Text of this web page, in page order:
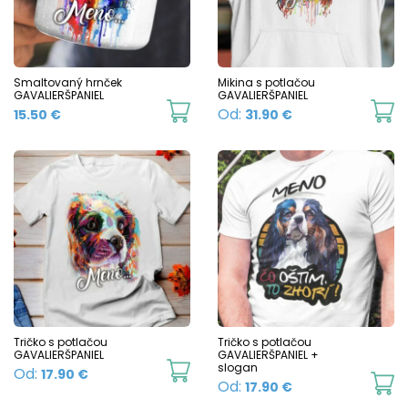
may
chosen
on
product
page
Smaltovaný hrnček
GAVALIERŠPANIEL
15.50 €
This
has
multiple
variants.
The
options
may
be
chosen
on
Mikina s potlačou
GAVALIERŠPANIEL
Od: 31.90 €
Tričko s potlačou
GAVALIERŠPANIEL
Od: 17.90 €
This
product
Tričko s potlačou
GAVALIERŠPANIEL +
slogan
Od: 17.90 €